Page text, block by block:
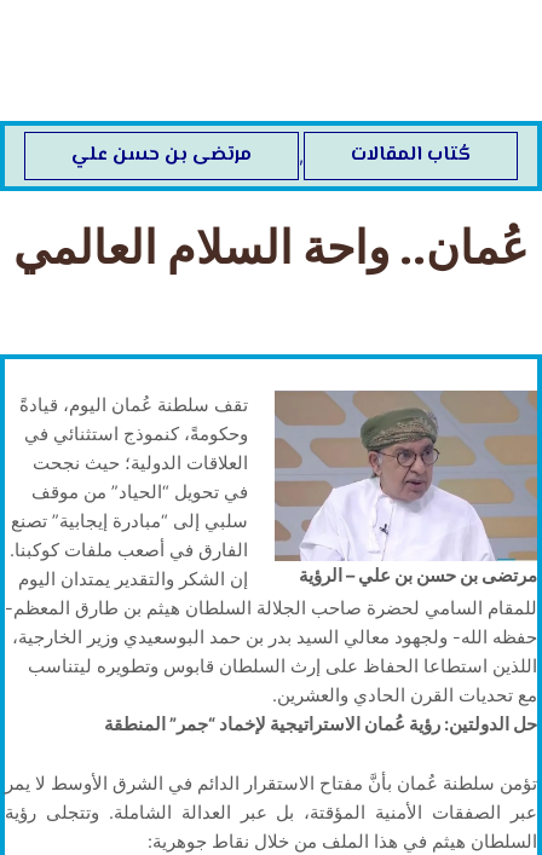
كُتاب المقالات , مرتضى بن حسن علي
عُمان.. واحة السلام العالمي
مرتضى بن حسن بن علي – الرؤية
تقف سلطنة عُمان اليوم، قيادةً
وحكومةً، كنموذج استثنائي في
العلاقات الدولية؛ حيث نجحت
في تحويل “الحياد” من موقف
سلبي إلى “مبادرة إيجابية” تصنع
الفارق في أصعب ملفات كوكبنا.
إن الشكر والتقدير يمتدان اليوم
للمقام السامي لحضرة صاحب الجلالة السلطان هيثم بن طارق المعظم-
حفظه الله- ولجهود معالي السيد بدر بن حمد البوسعيدي وزير الخارجية،
اللذين استطاعا الحفاظ على إرث السلطان قابوس وتطويره ليتناسب
مع تحديات القرن الحادي والعشرين.
حل الدولتين: رؤية عُمان الاستراتيجية لإخماد “جمر” المنطقة
تؤمن سلطنة عُمان بأنَّ مفتاح الاستقرار الدائم في الشرق الأوسط لا يمر
عبر الصفقات الأمنية المؤقتة، بل عبر العدالة الشاملة. وتتجلى رؤية
السلطان هيثم في هذا الملف من خلال نقاط جوهرية: